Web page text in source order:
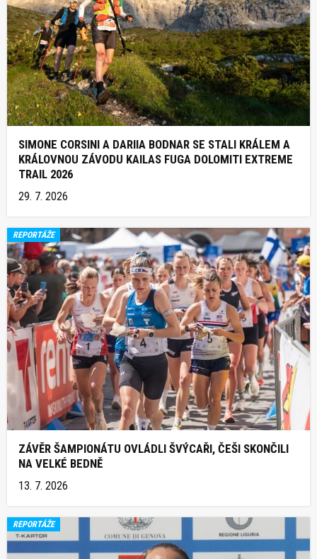
SIMONE CORSINI A DARIIA BODNAR SE STALI KRÁLEM A
KRÁLOVNOU ZÁVODU KAILAS FUGA DOLOMITI EXTREME
TRAIL 2026
29. 7. 2026
REPORTÁŽE
ZÁVĚR ŠAMPIONÁTU OVLÁDLI ŠVÝCAŘI, ČEŠI SKONČILI
NA VELKÉ BEDNĚ
13. 7. 2026
REPORTÁŽE